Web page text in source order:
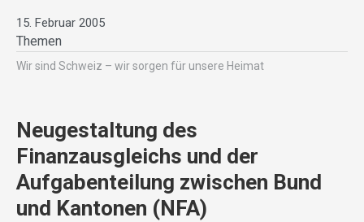
15. Februar 2005
Themen
Wir sind Schweiz – wir sorgen für unsere Heimat
Neugestaltung des
Finanzausgleichs und der
Aufgabenteilung zwischen Bund
und Kantonen (NFA)